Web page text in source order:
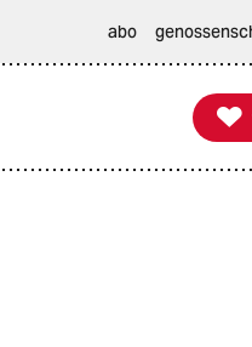
abo

taz